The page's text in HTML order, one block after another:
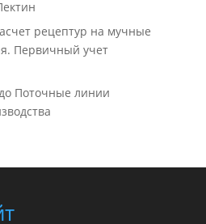
рецептур на мучные
Первичный учет
Поточные линии